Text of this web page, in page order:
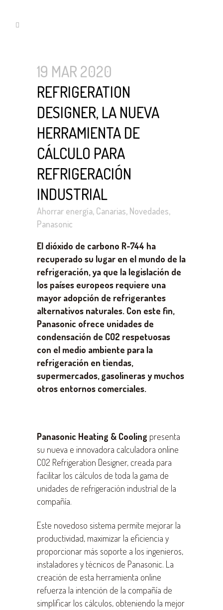
19 MAR 2020
REFRIGERATION
DESIGNER, LA NUEVA
HERRAMIENTA DE
CÁLCULO PARA
REFRIGERACIÓN
INDUSTRIAL
Ahorrar energía, Canarias, Novedades,
Panasonic
El dióxido de carbono R-744 ha
recuperado su lugar en el mundo de la
refrigeración, ya que la legislación de
los países europeos requiere una
mayor adopción de refrigerantes
alternativos naturales. Con este fin,
Panasonic ofrece unidades de
condensación de CO2 respetuosas
con el medio ambiente para la
refrigeración en tiendas,
supermercados, gasolineras y muchos
otros entornos comerciales.
Panasonic Heating & Cooling presenta
su nueva e innovadora calculadora online
CO2 Refrigeration Designer, creada para
facilitar los cálculos de toda la gama de
unidades de refrigeración industrial de la
compañía.
Este novedoso sistema permite mejorar la
productividad, maximizar la eficiencia y
proporcionar más soporte a los ingenieros,
instaladores y técnicos de Panasonic. La
creación de esta herramienta online
refuerza la intención de la compañía de
simplificar los cálculos, obteniendo la mejor